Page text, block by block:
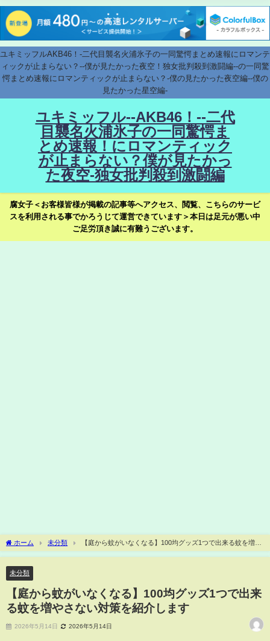
ユキミッフルAKB46！-二代目襲名火浦氷子の一同驚愕まとめ速報にロマンテ
ィックが止まらない？--僕が見たかった夜空！独女批判殺到激闘編--の一同驚
愕まとめ速報にロマンティックが止まらない？-僕の見たかった夜空編--僕の
見たかった星空編-
ユキミッフル--AKB46！--二代
目襲名火浦氷子の一同驚愕ま
とめ速報！にロマンティック
が止まらない？僕が見たかっ
た夜空-独女批判殺到激闘編
腐女子＜お客様皆様が掲載の記事等へアクセス、閲覧、こちらのサービ
スを利用される事でかろうじて運営できています＞本日は足元が悪い中
ご足労頂き誠に有難うございます。
ホーム 未分類
【庭から蚊がいなくなる】100均グッズ1つで出来る蚊を増や
さない対策を紹介します
未分類
【庭から蚊がいなくなる】100均グッズ1つで出来
る蚊を増やさない対策を紹介します
2026年5月14日 2026年5月14日